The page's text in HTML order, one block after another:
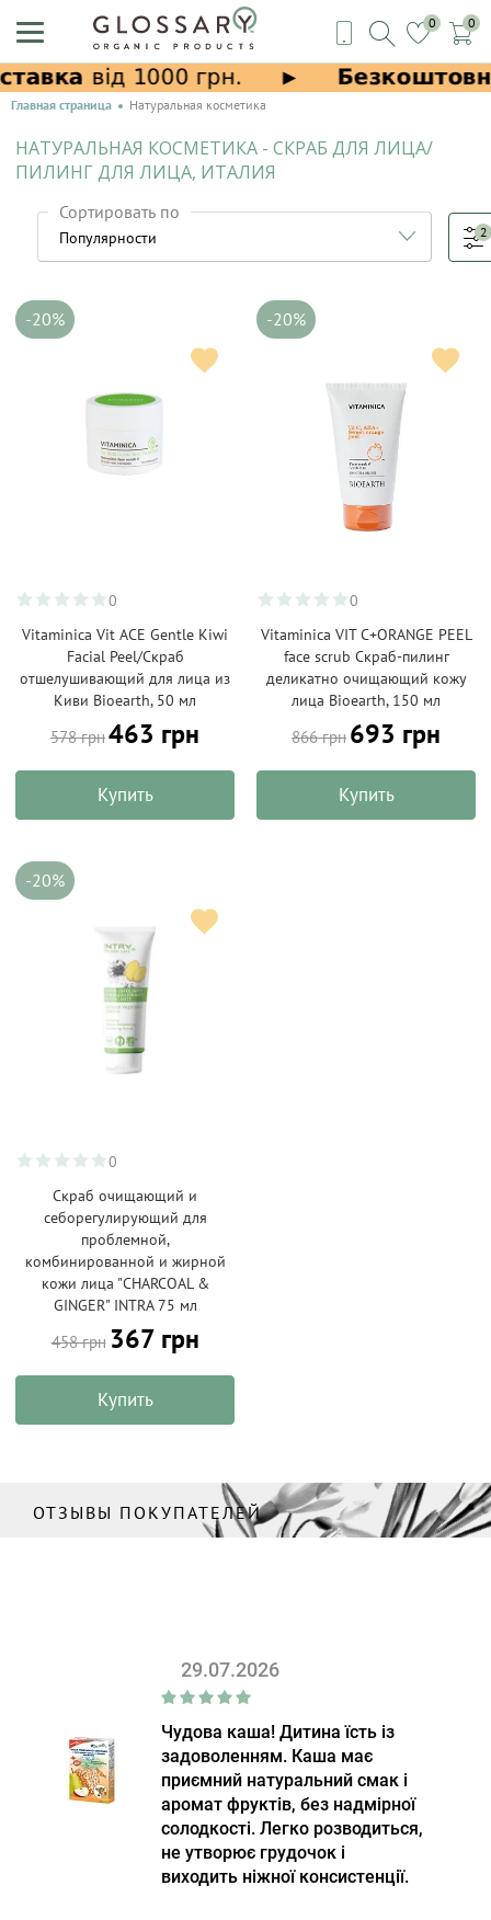
0 0
Главная страница Натуральная косметика
НАТУРАЛЬНАЯ КОСМЕТИКА - СКРАБ ДЛЯ ЛИЦА/
ПИЛИНГ ДЛЯ ЛИЦА, ИТАЛИЯ
Сортировать по
2
-20%
0
Vitaminica Vit ACE Gentle Kiwi
Facial Peel/Скраб
отшелушивающий для лица из
Киви Bioearth, 50 мл
578 грн463 грн
Купить
-20%
0
Vitaminica VIT C+ORANGE PEEL
face scrub Скраб-пилинг
деликатно очищающий кожу
лица Bioearth, 150 мл
866 грн 693 грн
Купить
-20%
0
Скраб очищающий и
себорегулирующий для
проблемной,
комбинированной и жирной
кожи лица "CHARCOAL &
GINGER" INTRA 75 мл
458 грн 367 грн
Купить
ОТЗЫВЫ ПОКУПАТЕЛЕЙ
29.07.2026
Чудова каша! Дитина їсть із
задоволенням. Каша має
приємний натуральний смак і
аромат фруктів, без надмірної
солодкості. Легко розводиться,
не утворює грудочок і
виходить ніжної консистенції.